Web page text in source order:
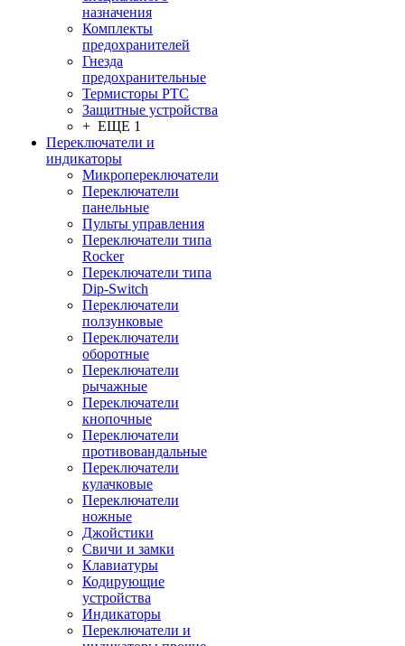
назначения
Комплекты
предохранителей
Гнезда
предохранительные
Термисторы PTC
Защитные устройства
+ ЕЩЕ 1
Переключатели и
индикаторы
Микропереключатели
Переключатели
панельные
Пульты управления
Переключатели типа
Rocker
Переключатели типа
Dip-Switch
Переключатели
ползунковые
Переключатели
оборотные
Переключатели
рычажные
Переключатели
кнопочные
Переключатели
противовандальные
Переключатели
кулачковые
Переключатели
ножные
Джойстики
Свичи и замки
Клавиатуры
Кодирующие
устройства
Индикаторы
Переключатели и